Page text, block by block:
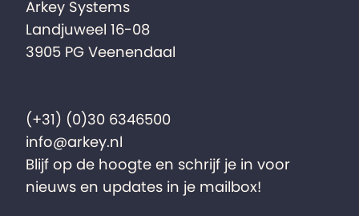
Arkey Systems
Landjuweel 16-08
3905 PG Veenendaal
(+31) (0)30 6346500
info@arkey.nl
Blijf op de hoogte en schrijf je in voor
nieuws en updates in je mailbox!